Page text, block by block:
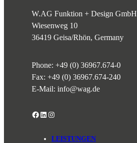
W.AG Funktion + Design GmbH
Wiesenweg 10
36419 Geisa/Rhön, Germany
Phone: +49 (0) 36967.674-0
Fax: +49 (0) 36967.674-240
E-Mail: info@wag.de
Facebook
LinkedIn
Instagram
LEISTUNGEN